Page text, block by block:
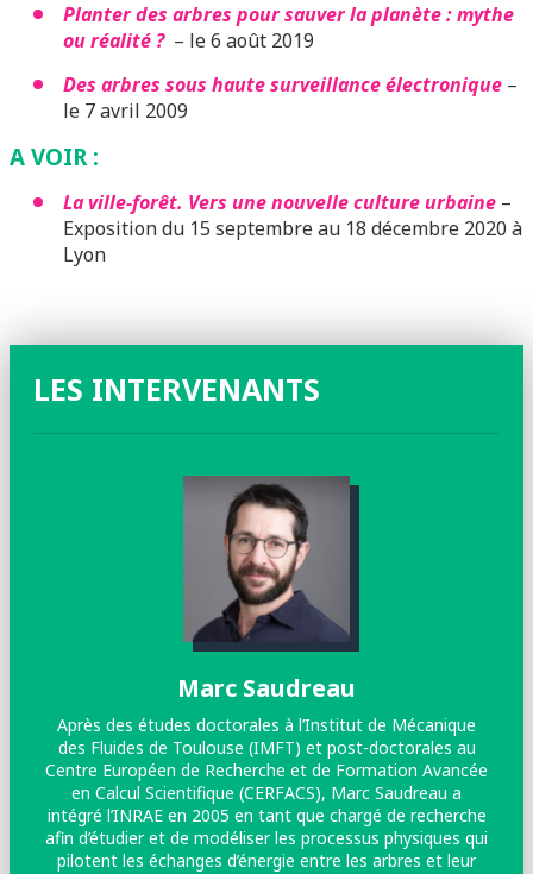
Planter des arbres pour sauver la planète : mythe
ou réalité ? – le 6 août 2019
Des arbres sous haute surveillance électronique –
le 7 avril 2009
A VOIR :
La ville-forêt. Vers une nouvelle culture urbaine –
Exposition du 15 septembre au 18 décembre 2020 à
Lyon
LES INTERVENANTS
Marc Saudreau
Après des études doctorales à l’Institut de Mécanique
des Fluides de Toulouse (IMFT) et post-doctorales au
Centre Européen de Recherche et de Formation Avancée
en Calcul Scientifique (CERFACS), Marc Saudreau a
intégré l’INRAE en 2005 en tant que chargé de recherche
afin d’étudier et de modéliser les processus physiques qui
pilotent les échanges d’énergie entre les arbres et leur